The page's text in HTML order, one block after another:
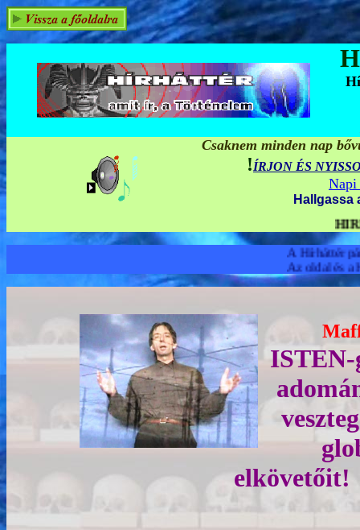
Csaknem minden nap
!ÍRJON ÉS
Napi
Hallgassa
HÍRHÁTTÉR MULTIMÉDIA -
A Hírháttér pártfogóiból: Athenagorasz
Az oldal és a Hírháttér (az Emberiség)
elkövetőit!